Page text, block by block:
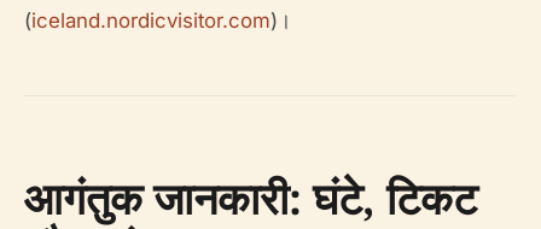
(iceland.nordicvisitor.com)।
आगंतुक जानकारी: घंटे, टिकट